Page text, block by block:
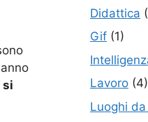
si
Didattica
Gif (1)
Lavoro (4)
Luoghi